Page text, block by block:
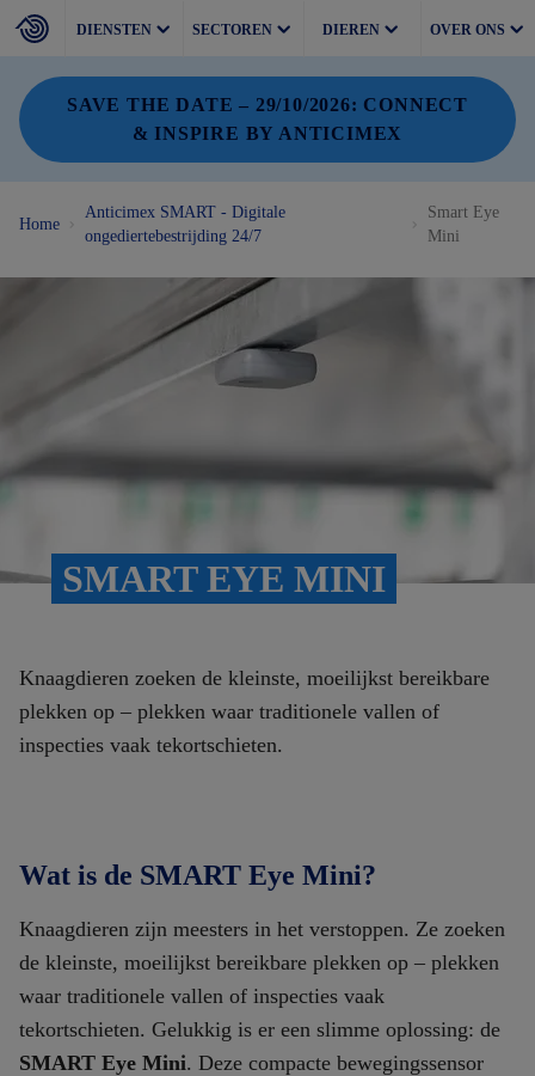
DIENSTEN SECTOREN DIEREN OVER ONS
SAVE THE DATE – 29/10/2026: CONNECT
& INSPIRE BY ANTICIMEX
Home
Anticimex SMART - Digitale
ongediertebestrijding 24/7
Smart Eye
Mini
SMART EYE MINI
Knaagdieren zoeken de kleinste, moeilijkst bereikbare
plekken op – plekken waar traditionele vallen of
inspecties vaak tekortschieten.
Wat is de SMART Eye Mini?
Knaagdieren zijn meesters in het verstoppen. Ze zoeken
de kleinste, moeilijkst bereikbare plekken op – plekken
waar traditionele vallen of inspecties vaak
tekortschieten. Gelukkig is er een slimme oplossing: de
SMART Eye Mini. Deze compacte bewegingssensor